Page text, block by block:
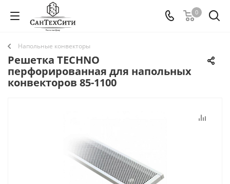
0
Напольные конвекторы
Решетка TECHNO
перфорированная для напольных
конвекторов 85-1100